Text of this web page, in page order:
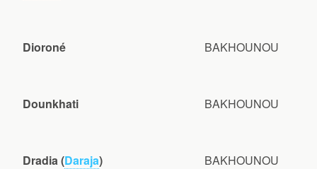
Dioroné BAKHOUNOU
Dounkhati BAKHOUNOU
Dradia (Daraja) BAKHOUNOU